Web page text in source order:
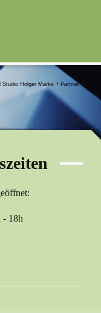
Studio Holger Marks + Partner
- 18h